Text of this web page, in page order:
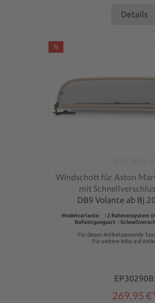
Details
%
Durchschnittliche
Windschott für Aston
mit
DB9 Volante ab
Modelvariante : 2 Rahmensystem
Befestigungsart :
Für diesen Artikel passende
Für weitere Infos auf
EP30290B
269,95 €*